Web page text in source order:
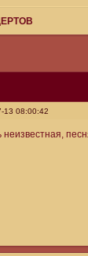
13 08:00:42
неизвестная,